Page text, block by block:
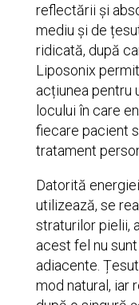
reflectării și
mediu și de
ridicată, după
Liposonix
acțiunea pentru
locului în care
fiecare pacient
tratament
Datorită
utilizează, se
straturilor pielii,
acest fel nu
adiacente.
mod natural, iar